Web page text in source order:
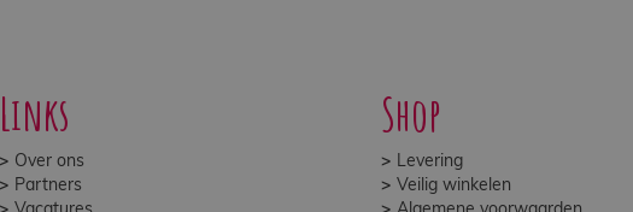
Links
Over ons
Partners
Shop
Levering
Veilig winkelen